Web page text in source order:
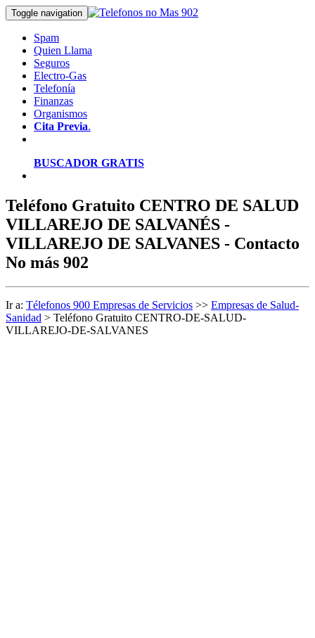
Toggle navigation
Spam
Quien Llama
Seguros
Electro-Gas
Telefonía
Finanzas
Organismos
Cita Previa.
BUSCADOR GRATIS
Teléfono Gratuito CENTRO DE SALUD
VILLAREJO DE SALVANÉS -
VILLAREJO DE SALVANES - Contacto
No más 902
Ir a: Télefonos 900 Empresas de Servicios >> Empresas de Salud-
Sanidad > Teléfono Gratuito CENTRO-DE-SALUD-
VILLAREJO-DE-SALVANES